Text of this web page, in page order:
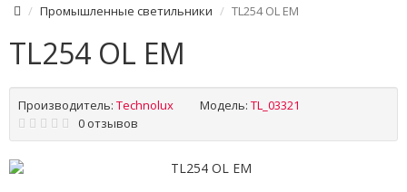
Промышленные светильники TL254 OL EM
TL254 OL EM
Производитель: Technolux Модель: TL_03321
0 отзывов